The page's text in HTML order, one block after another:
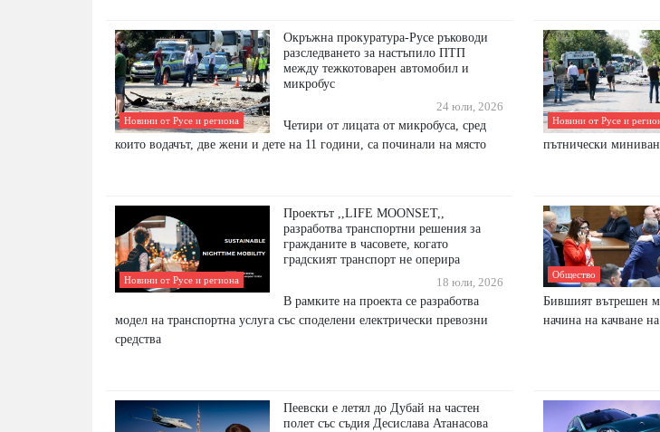
Новини от Русе и региона
Окръжна прокуратура-Русе ръководи
разследването за настъпило ПТП
между тежкотоварен автомобил и
микробус
24 юли, 2026
Четири от лицата от микробуса, сред
които водачът, две жени и дете на 11 години, са починали на място
Новини от Русе и
пътнически
Новини от Русе и региона
Проектът ,,LIFE MOONSET,,
разработва транспортни решения за
гражданите в часовете, когато
градският транспорт не оперира
18 юли, 2026
В рамките на проекта се разработва
модел на транспортна услуга със споделени електрически превозни
средства
Общество
Бившият вътрешен
начина на качване
Пеевски е летял до Дубай на частен
полет със съдия Десислава Атанасова